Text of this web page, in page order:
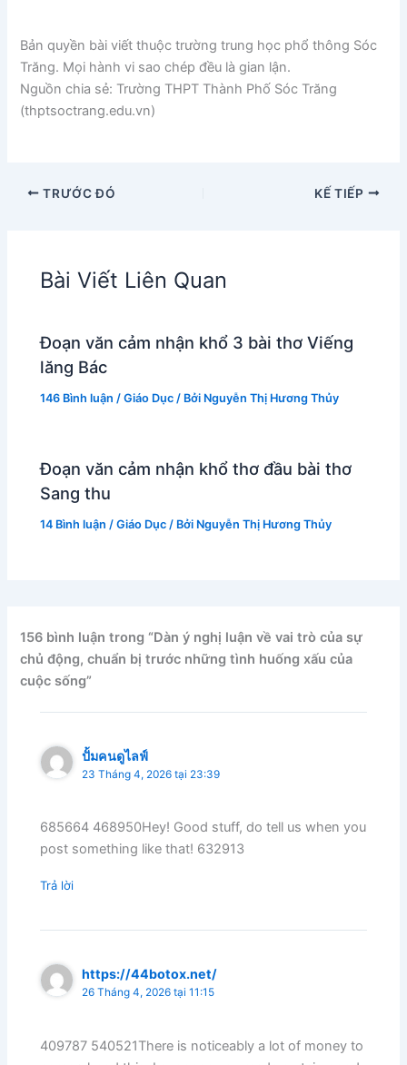
Bản quyền bài viết thuộc trường trung học phổ thông Sóc
Trăng. Mọi hành vi sao chép đều là gian lận.
Nguồn chia sẻ: Trường THPT Thành Phố Sóc Trăng
(thptsoctrang.edu.vn)
TRƯỚC ĐÓ KẾ TIẾP
Bài Viết Liên Quan
Đoạn văn cảm nhận khổ 3 bài thơ Viếng
lăng Bác
146 Bình luận /Giáo Dục / Bởi Nguyễn Thị Hương Thủy
Đoạn văn cảm nhận khổ thơ đầu bài thơ
Sang thu
14 Bình luận /Giáo Dục / Bởi Nguyễn Thị Hương Thủy
156 bình luận trong “Dàn ý nghị luận về vai trò của sự
chủ động, chuẩn bị trước những tình huống xấu của
cuộc sống”
ปั้มคนดูไลฟ์
23 Tháng 4, 2026 tại 23:39
685664 468950Hey! Good stuff, do tell us when you
post something like that! 632913
Trả lời
https://44botox.net/
26 Tháng 4, 2026 tại 11:15
409787 540521There is noticeably a lot of money to